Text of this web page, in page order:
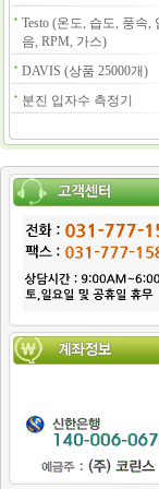
Testo (온도, 습도, 풍속,
음, RPM, 가스)
DAVIS (상품 25000개)
분진 입자수 측정기